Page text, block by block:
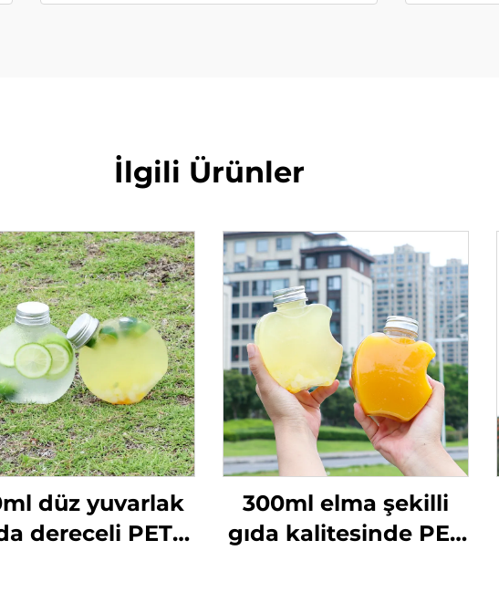
İlgili Ürünler
düz yuvarlak
dereceli PET
300ml elma şekilli
gıda kalitesinde PET